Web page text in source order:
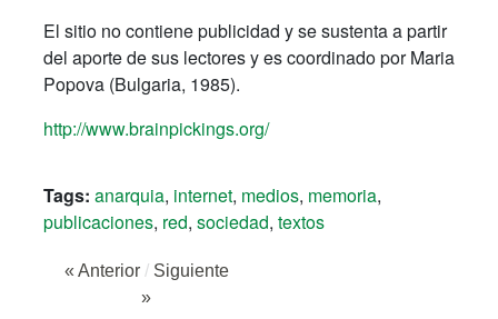
El sitio no contiene publicidad y se sustenta a partir
del aporte de sus lectores y es coordinado por Maria
Popova (Bulgaria, 1985).
http://www.brainpickings.org/
Tags: anarquia, internet, medios, memoria,
publicaciones, red, sociedad, textos
« Anterior / Siguiente
»